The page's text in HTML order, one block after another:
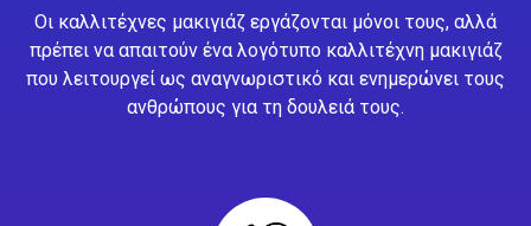
Οι καλλιτέχνες μακιγιάζ εργάζονται μόνοι τους, αλλά
πρέπει να απαιτούν ένα λογότυπο καλλιτέχνη μακιγιάζ
που λειτουργεί ως αναγνωριστικό και ενημερώνει τους
ανθρώπους για τη δουλειά τους.